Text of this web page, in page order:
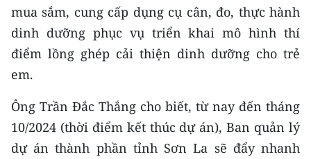
ENGLISH
中文
FRANÇAIS
РУССКИЙ
ESPAÑOL
mua sắm, cung cấp dụng cụ cân, đo, thực hành
dinh dưỡng phục vụ triển khai mô hình thí
điểm lồng ghép cải thiện dinh dưỡng cho trẻ
em.
Ông Trần Đắc Thắng cho biết, từ nay đến tháng
10/2024 (thời điểm kết thúc dự án), Ban quản lý
dự án thành phần tỉnh Sơn La sẽ đẩy nhanh